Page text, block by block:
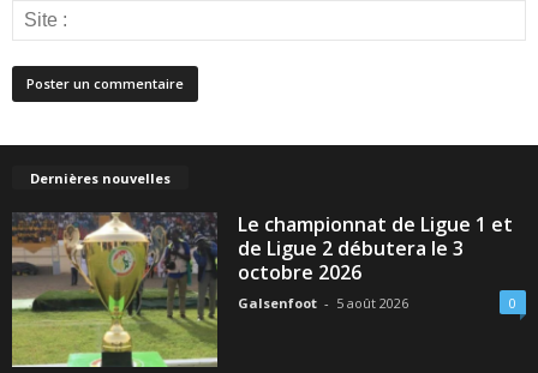
Dernières nouvelles
Le championnat de Ligue 1 et
de Ligue 2 débutera le 3
octobre 2026
Galsenfoot - 5 août 2026 0